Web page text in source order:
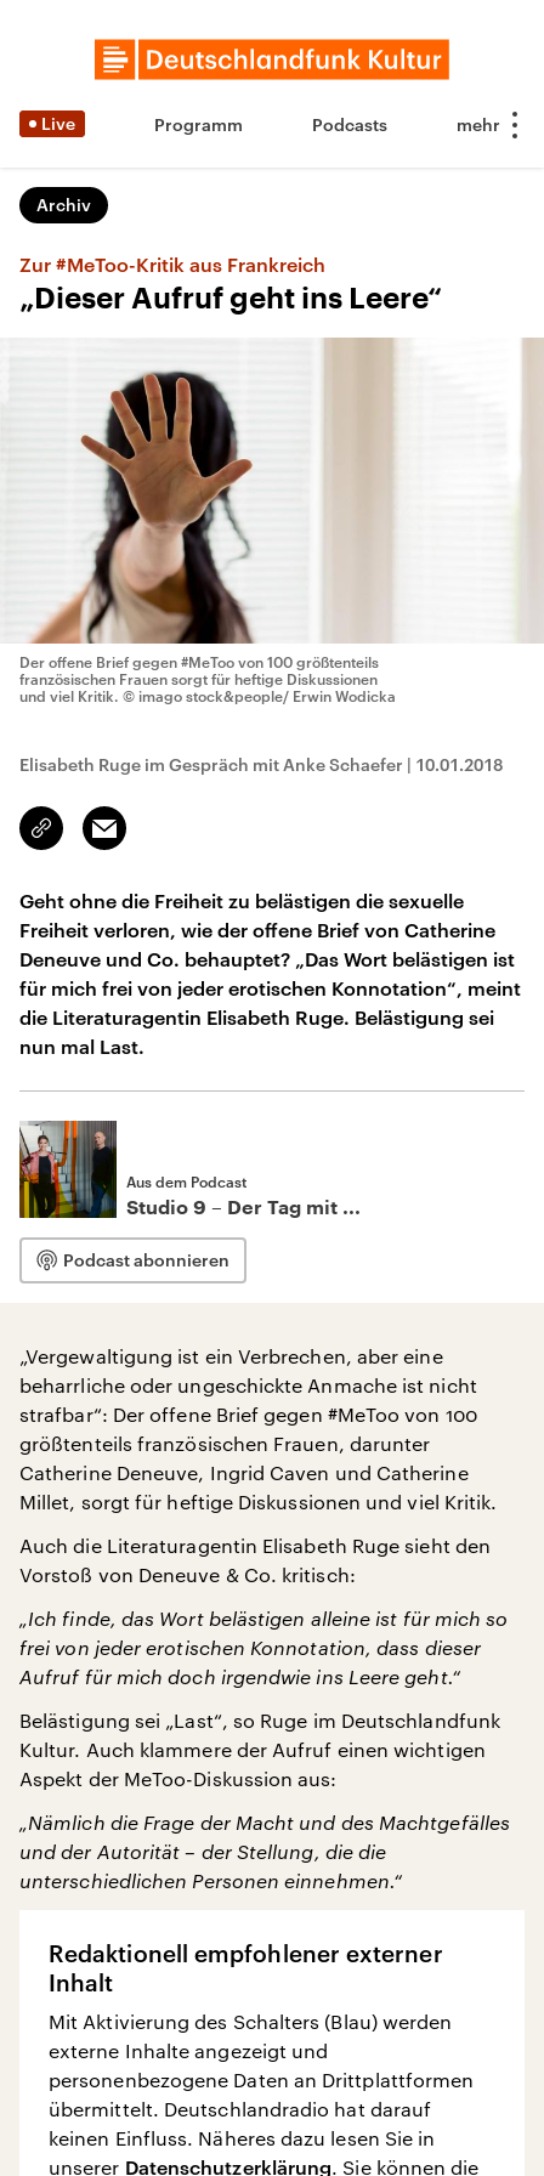
Live Programm Podcasts
Archiv
Zur #MeToo-Kritik aus Frankreich
„Dieser Aufruf geht ins Leere“
Der offene Brief gegen #MeToo von 100 größtenteils
französischen Frauen sorgt für heftige Diskussionen
und viel Kritik. © imago stock&people/ Erwin Wodicka
Elisabeth Ruge im Gespräch mit Anke Schaefer | 10.01.2018
Link
kopieren/teilen
Email
Geht ohne die Freiheit zu belästigen die sexuelle
Freiheit verloren, wie der offene Brief von Catherine
Deneuve und Co. behauptet? „Das Wort belästigen ist
für mich frei von jeder erotischen Konnotation“, meint
die Literaturagentin Elisabeth Ruge. Belästigung sei
nun mal Last.
Aus dem Podcast
Studio 9 – Der Tag mit ...
Podcast abonnieren
„Vergewaltigung ist ein Verbrechen, aber eine
beharrliche oder ungeschickte Anmache ist nicht
strafbar“: Der offene Brief gegen #MeToo von 100
größtenteils französischen Frauen, darunter
Catherine Deneuve, Ingrid Caven und Catherine
Millet, sorgt für heftige Diskussionen und viel Kritik.
Auch die Literaturagentin Elisabeth Ruge sieht den
Vorstoß von Deneuve & Co. kritisch:
„Ich finde, das Wort belästigen alleine ist für mich so
frei von jeder erotischen Konnotation, dass dieser
Aufruf für mich doch irgendwie ins Leere geht.“
Belästigung sei „Last“, so Ruge im Deutschlandfunk
Kultur. Auch klammere der Aufruf einen wichtigen
Aspekt der MeToo-Diskussion aus:
„Nämlich die Frage der Macht und des Machtgefälles
und der Autorität – der Stellung, die die
unterschiedlichen Personen einnehmen.“
Redaktionell empfohlener externer
Inhalt
Mit Aktivierung des Schalters (Blau) werden
externe Inhalte angezeigt und
personenbezogene Daten an Drittplattformen
übermittelt. Deutschlandradio hat darauf
keinen Einfluss. Näheres dazu lesen Sie in
unserer Datenschutzerklärung. Sie können die